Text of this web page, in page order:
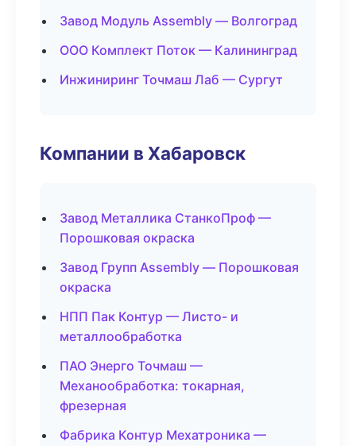
Завод Модуль Assembly — Волгоград
ООО Комплект Поток — Калининград
Инжиниринг Точмаш Лаб — Сургут
Компании в Хабаровск
Завод Металлика СтанкоПроф —
Порошковая окраска
Завод Групп Assembly — Порошковая
окраска
НПП Пак Контур — Листо- и
металлообработка
ПАО Энерго Точмаш —
Механообработка: токарная,
фрезерная
Фабрика Контур Мехатроника —